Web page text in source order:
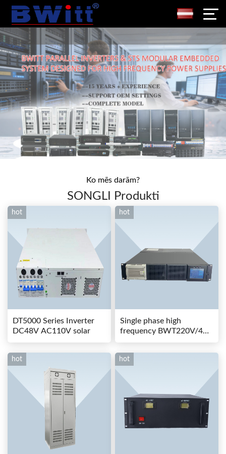
Ko mēs darām?
SONGLI Produkti
hot
DT5000 Series Inverter
DC48V AC110V solar
hot
Single phase high
frequency BWT220V/48-
80AS switching power
hot hot